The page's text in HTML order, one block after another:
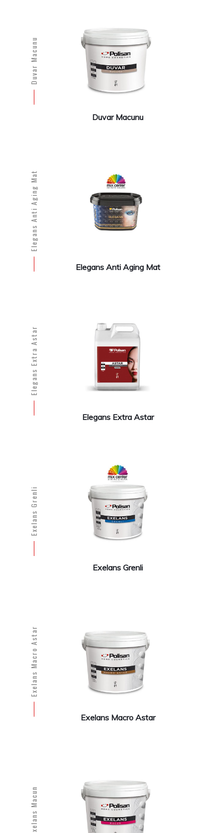
Duvar Macunu
Duvar Macunu
Elegans Anti Aging Mat
Elegans Anti Aging Mat
Elegans Extra Astar
Elegans Extra Astar
Exelans Grenli
Exelans Grenli
Exelans Macro Astar
Exelans Macro Astar
Exelans Macun